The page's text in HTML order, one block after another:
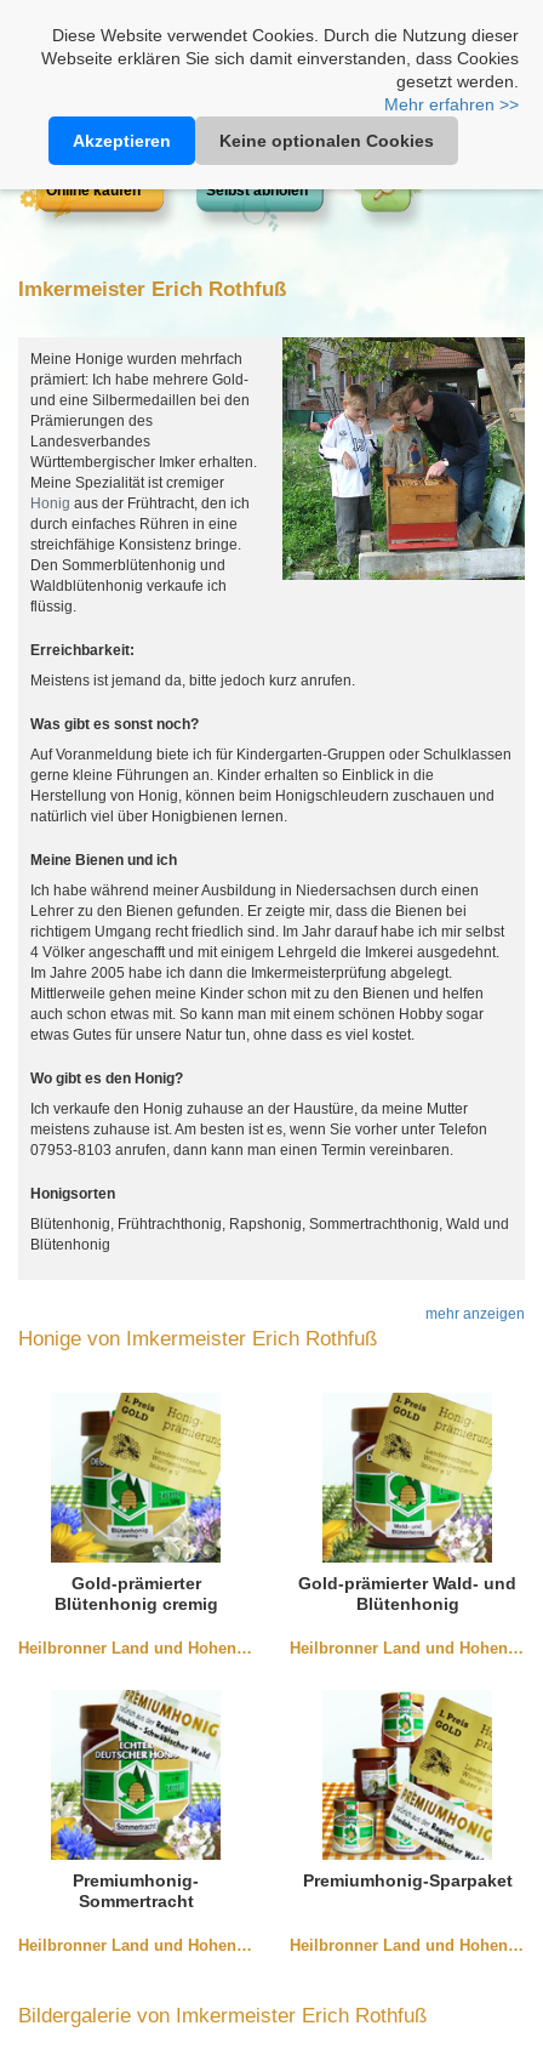
Diese Website verwendet Cookies. Durch die Nutzung dieser
Webseite erklären Sie sich damit einverstanden, dass Cookies
gesetzt werden.
Mehr erfahren >>
Akzeptieren
Keine optionalen Cookies
Online kaufen Selbst abholen
Imkermeister Erich Rothfuß
Meine Honige wurden mehrfach
prämiert: Ich habe mehrere Gold-
und eine Silbermedaillen bei den
Prämierungen des
Landesverbandes
Württembergischer Imker erhalten.
Meine Spezialität ist cremiger
Honig aus der Frühtracht, den ich
durch einfaches Rühren in eine
streichfähige Konsistenz bringe.
Den Sommerblütenhonig und
Waldblütenhonig verkaufe ich
flüssig.
Erreichbarkeit:
Meistens ist jemand da, bitte jedoch kurz anrufen.
Was gibt es sonst noch?
Auf Voranmeldung biete ich für Kindergarten-Gruppen oder Schulklassen
gerne kleine Führungen an. Kinder erhalten so Einblick in die
Herstellung von Honig, können beim Honigschleudern zuschauen und
natürlich viel über Honigbienen lernen.
Meine Bienen und ich
Ich habe während meiner Ausbildung in Niedersachsen durch einen
Lehrer zu den Bienen gefunden. Er zeigte mir, dass die Bienen bei
richtigem Umgang recht friedlich sind. Im Jahr darauf habe ich mir selbst
4 Völker angeschafft und mit einigem Lehrgeld die Imkerei ausgedehnt.
Im Jahre 2005 habe ich dann die Imkermeisterprüfung abgelegt.
Mittlerweile gehen meine Kinder schon mit zu den Bienen und helfen
auch schon etwas mit. So kann man mit einem schönen Hobby sogar
etwas Gutes für unsere Natur tun, ohne dass es viel kostet.
Wo gibt es den Honig?
Ich verkaufe den Honig zuhause an der Haustüre, da meine Mutter
meistens zuhause ist. Am besten ist es, wenn Sie vorher unter Telefon
07953-8103 anrufen, dann kann man einen Termin vereinbaren.
Honigsorten
Blütenhonig, Frühtrachthonig, Rapshonig, Sommertrachthonig, Wald und
Blütenhonig
mehr anzeigen
Honige von Imkermeister Erich Rothfuß
Gold-prämierter
Blütenhonig cremig
Heilbronner Land und Hohenlohe
Gold-prämierter Wald- und
Blütenhonig
Heilbronner Land und Hohenlohe
Premiumhonig-
Sommertracht
Heilbronner Land und Hohenlohe
Premiumhonig-Sparpaket
Heilbronner Land und Hohenlohe
Bildergalerie von Imkermeister Erich Rothfuß